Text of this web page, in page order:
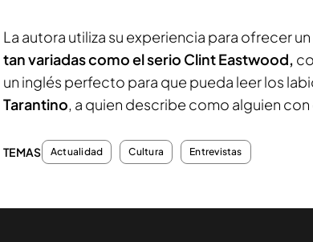
La autora utiliza su experiencia para ofrecer un
tan variadas como el serio Clint Eastwood,
un inglés perfecto para que pueda leer los
Tarantino, a quien describe como alguien con
TEMAS Actualidad Cultura Entrevistas